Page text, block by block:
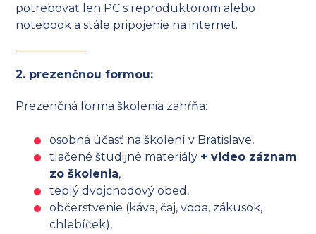
potrebovať len PC s reproduktorom alebo
notebook a stále pripojenie na internet.
2. prezenčnou formou:
Prezenčná forma školenia zahŕňa:
osobná účasť na školení v Bratislave,
tlačené študijné materiály + video záznam
zo školenia,
teplý dvojchodový obed,
občerstvenie (káva, čaj, voda, zákusok,
chlebíček),